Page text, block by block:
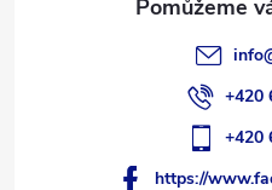
info
+420
+420
https://